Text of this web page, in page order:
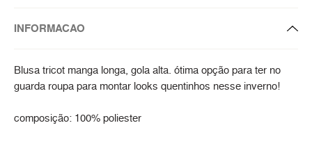
INFORMACAO
Blusa tricot manga longa, gola alta. ótima opção para ter no
guarda roupa para montar looks quentinhos nesse inverno!
composição: 100% poliester